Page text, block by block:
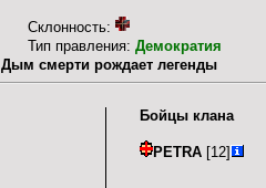
Склонность:
Тип правления: Демократия
Дым смерти рождает легенды
Бойцы клана
PETRA [12]